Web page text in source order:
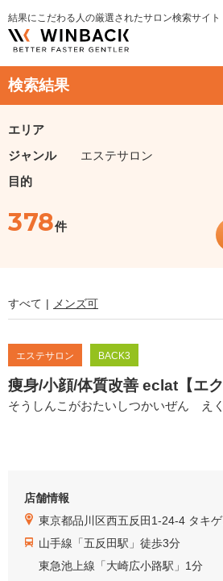
結果にこだわる人の厳選されたサロン検索サイト
検索結果
エリア
ジャンル
エステサロン
目的
378件
すべて メンズ可
エステサロン BACK3
痩身/小顔/体質改善 eclat【エ
そうしんこがおたいしつかいぜん え
店舗情報
東京都品川区西五反田1-24-4 タキ
山手線「五反田駅」徒歩3分
東急池上線「大崎広小路駅」1分